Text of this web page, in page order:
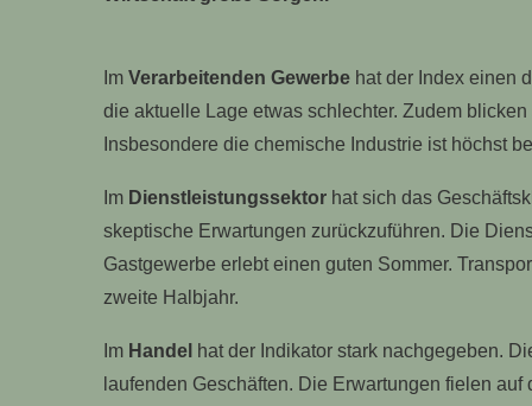
Im Verarbeitenden Gewerbe hat der Index einen
die aktuelle Lage etwas schlechter. Zudem
Insbesondere die chemische Industrie ist höchst
Im Dienstleistungssektor hat sich das
skeptische Erwartungen zurückzuführen. Die
Gastgewerbe erlebt einen guten Sommer.
zweite Halbjahr.
Im Handel hat der Indikator stark nachgegeben.
laufenden Geschäften. Die Erwartungen fielen